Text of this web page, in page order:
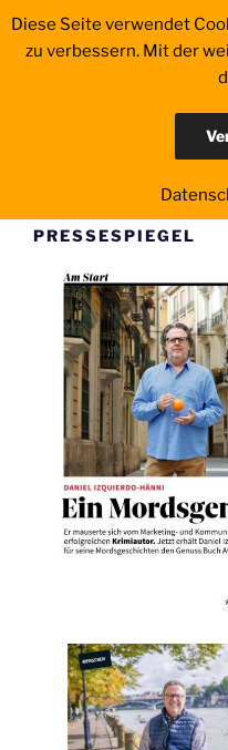
Zum
KRIMIS …
PRESSESPIEGEL
Diese Seite verwendet
zu verbessern. Mit der